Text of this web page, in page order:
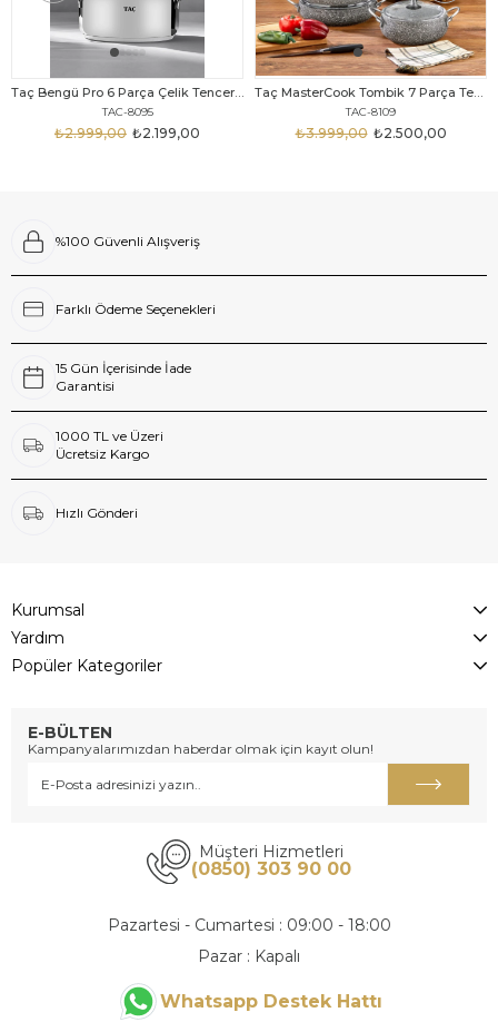
Taç Bengü Pro 6 Parça Çelik Tencere Seti
TAC-8095
₺2.199,00
₺2.999,00
Taç MasterCook Tombik 7 Parça Tencere Seti Gri Metal Saplı
TAC-8109
₺2.500,00
₺3.999,00
%100 Güvenli Alışveriş
Farklı Ödeme Seçenekleri
15 Gün İçerisinde İade
Garantisi
1000 TL ve Üzeri
Ücretsiz Kargo
Hızlı Gönderi
Kurumsal
Yardım
Popüler Kategoriler
E-BÜLTEN
Kampanyalarımızdan haberdar olmak için kayıt olun!
Müşteri Hizmetleri
(0850) 303 90 00
Pazartesi - Cumartesi : 09:00 - 18:00
Pazar : Kapalı
Whatsapp Destek Hattı